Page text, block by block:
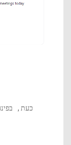
3. כעת,